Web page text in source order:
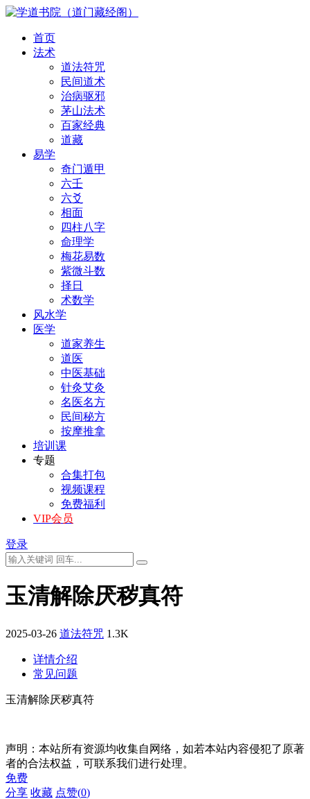
首页
法术
道法符咒
民间道术
治病驱邪
茅山法术
百家经典
道藏
易学
奇门遁甲
六壬
六爻
相面
四柱八字
命理学
梅花易数
紫微斗数
择日
术数学
风水学
医学
道家养生
道医
中医基础
针灸艾灸
名医名方
民间秘方
按摩推拿
培训课
专题
合集打包
视频课程
免费福利
VIP会员
登录
玉清解除厌秽真符
2025-03-26 道法符咒 1.3K
详情介绍
常见问题
玉清解除厌秽真符
声明：本站所有资源均收集自网络，如若本站内容侵犯了原著
者的合法权益，可联系我们进行处理。
免费
分享 收藏 点赞(0)